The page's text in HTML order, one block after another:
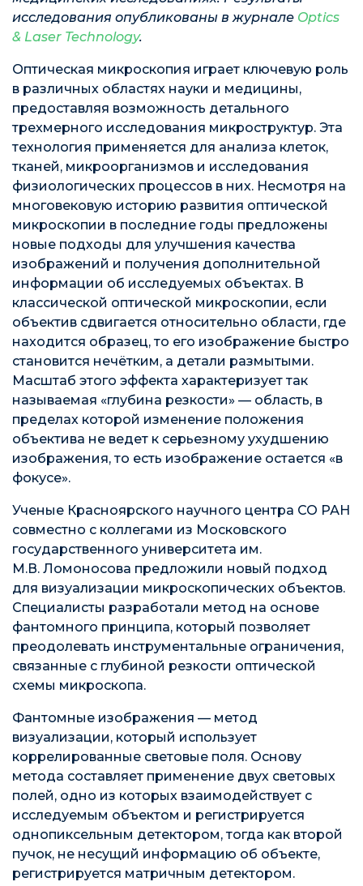
исследования опубликованы в журнале Optics
& Laser Technology.
Оптическая микроскопия играет ключевую роль
в различных областях науки и медицины,
предоставляя возможность детального
трехмерного исследования микроструктур. Эта
технология применяется для анализа клеток,
тканей, микроорганизмов и исследования
физиологических процессов в них. Несмотря на
многовековую историю развития оптической
микроскопии в последние годы предложены
новые подходы для улучшения качества
изображений и получения дополнительной
информации об исследуемых объектах. В
классической оптической микроскопии, если
объектив сдвигается относительно области, где
находится образец, то его изображение быстро
становится нечётким, а детали размытыми.
Масштаб этого эффекта характеризует так
называемая «глубина резкости» — область, в
пределах которой изменение положения
объектива не ведет к серьезному ухудшению
изображения, то есть изображение остается «в
фокусе».
Ученые Красноярского научного центра СО РАН
совместно с коллегами из Московского
государственного университета им.
М.В. Ломоносова предложили новый подход
для визуализации микроскопических объектов.
Специалисты разработали метод на основе
фантомного принципа, который позволяет
преодолевать инструментальные ограничения,
связанные с глубиной резкости оптической
схемы микроскопа.
Фантомные изображения — метод
визуализации, который использует
коррелированные световые поля. Основу
метода составляет применение двух световых
полей, одно из которых взаимодействует с
исследуемым объектом и регистрируется
однопиксельным детектором, тогда как второй
пучок, не несущий информацию об объекте,
регистрируется матричным детектором.